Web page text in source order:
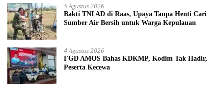
5 Agustus 2026
Bakti TNI AD di Raas, Upaya Tanpa Henti Cari
Sumber Air Bersih untuk Warga Kepulauan
4 Agustus 2026
FGD AMOS Bahas KDKMP, Kodim Tak Hadir,
Peserta Kecewa